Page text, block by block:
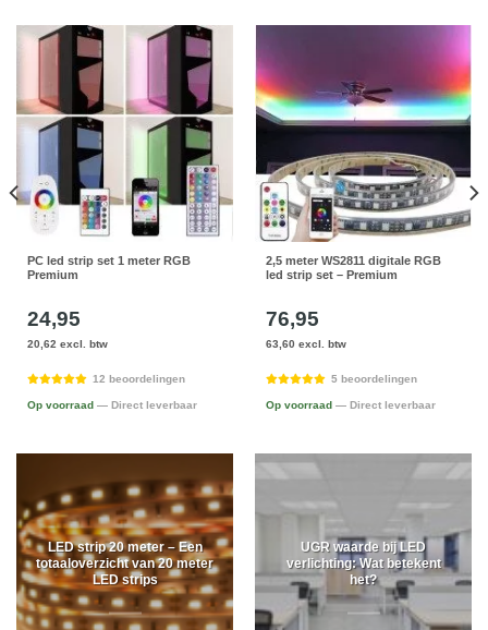
PC led strip set 1 meter RGB
Premium
24,95
20,62 excl. btw
12 beoordelingen
Op voorraad — Direct leverbaar
2,5 meter WS2811 digitale RGB
led strip set – Premium
76,95
63,60 excl. btw
5 beoordelingen
Op voorraad — Direct leverbaar
LED strip 20 meter – Een
totaaloverzicht van 20 meter
LED strips
UGR waarde bij LED
verlichting: Wat betekent
het?